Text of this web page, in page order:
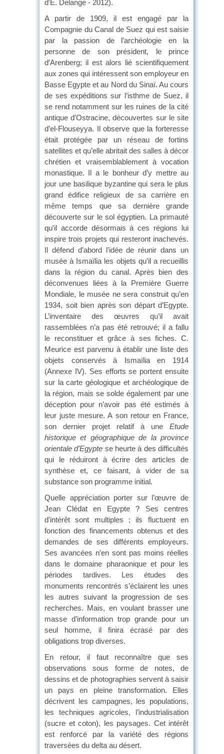
d’E. Delange - 2012).
A partir de 1909, il est engagé par la
Compagnie du Canal de Suez qui est saisie
par la passion de l’archéologie en la
personne de son président, le prince
d’Arenberg; il est alors lié scientifiquement
aux zones qui intéressent son employeur en
Basse Egypte et au Nord du Sinaï. Au cours
de ses expéditions sur l’isthme de Suez, il
se rend notamment sur les ruines de la cité
antique d’Ostracine, découvertes sur le site
d’el-Flouseyya. Il observe que la forteresse
était protégée par un réseau de fortins
satellites et qu’elle abritait des salles à décor
chrétien et vraisemblablement à vocation
monastique. Il a le bonheur d’y mettre au
jour une basilique byzantine qui sera le plus
grand édifice religieux de sa carrière en
même temps que sa dernière grande
découverte sur le sol égyptien. La primauté
qu’il accorde désormais à ces régions lui
inspire trois projets qui resteront inachevés.
Il défend d’abord l’idée de réunir dans un
musée à Ismaïlia les objets qu’il a recueillis
dans la région du canal. Après bien des
déconvenues liées à la Première Guerre
Mondiale, le musée ne sera construit qu’en
1934, soit bien après son départ d’Egypte.
L’inventaire des œuvres qu’il avait
rassemblées n’a pas été retrouvé; il a fallu
le reconstituer et grâce à ses fiches. C.
Meurice est parvenu à établir une liste des
objets conservés à Ismaïlia en 1914
(Annexe IV). Ses efforts se portent ensuite
sur la carte géologique et archéologique de
la région, mais se solde également par une
déception pour n’avoir pas été estimés à
leur juste mesure. A son retour en France,
son dernier projet relatif à une Etude
historique et géographique de la province
orientale d’Egypte se heurte à des difficultés
qui le réduiront à écrire des articles de
synthèse et, ce faisant, à vider de sa
substance son programme initial.
Quelle appréciation porter sur l’œuvre de
Jean Clédat en Egypte ? Ses centres
d’intérêt sont multiples ; ils fluctuent en
fonction des financements obtenus et des
demandes de ses différents employeurs.
Ses avancées n’en sont pas moins réelles
dans le domaine pharaonique et pour les
périodes tardives. Les études des
monuments rencontrés s’éclairent les unes
les autres suivant la progression de ses
recherches. Mais, en voulant brasser une
masse d’information trop grande pour un
seul homme, il finira écrasé par des
obligations trop diverses.
En retour, il faut reconnaître que ses
observations sous forme de notes, de
dessins et de photographies servent à saisir
un pays en pleine transformation. Elles
décrivent les campagnes, les populations,
les techniques agricoles, l’industrialisation
(sucre et coton), les paysages. Cet intérêt
est renforcé par la variété des régions
traversées du delta au désert.